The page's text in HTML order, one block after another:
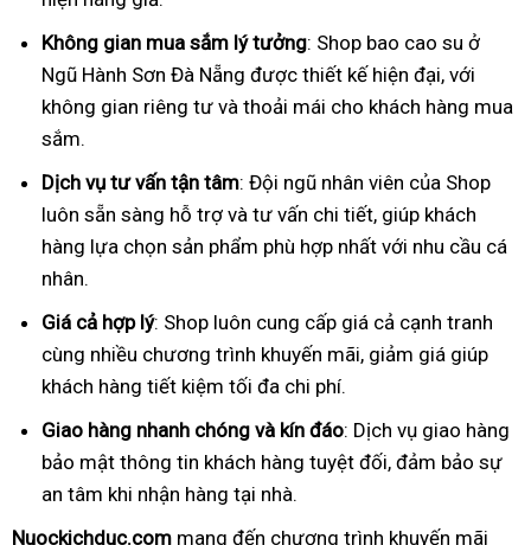
Không gian mua sắm lý tưởng: Shop bao cao su ở
Ngũ Hành Sơn Đà Nẵng được thiết kế hiện đại, với
không gian riêng tư và thoải mái cho khách hàng mua
sắm.
Dịch vụ tư vấn tận tâm: Đội ngũ nhân viên của Shop
luôn sẵn sàng hỗ trợ và tư vấn chi tiết, giúp khách
hàng lựa chọn sản phẩm phù hợp nhất với nhu cầu cá
nhân.
Giá cả hợp lý: Shop luôn cung cấp giá cả cạnh tranh
cùng nhiều chương trình khuyến mãi, giảm giá giúp
khách hàng tiết kiệm tối đa chi phí.
Giao hàng nhanh chóng và kín đáo: Dịch vụ giao hàng
bảo mật thông tin khách hàng tuyệt đối, đảm bảo sự
an tâm khi nhận hàng tại nhà.
Nuockichduc.com mang đến chương trình khuyến mãi